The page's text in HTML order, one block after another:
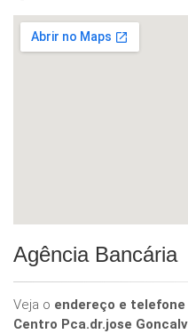
Agência Bancária
Veja o endereço e telefone
Centro Pca.dr.jose